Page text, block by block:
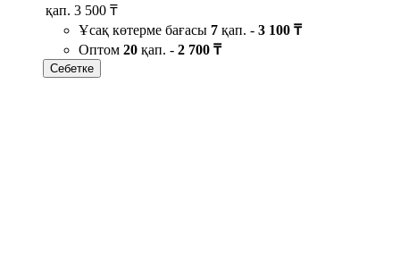
қап. 3 500 ₸
Ұсақ көтерме бағасы 7 қап. - 3 100 ₸
Оптом 20 қап. - 2 700 ₸
Себетке